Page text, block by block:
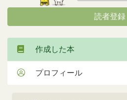
読者登録
作成した本
プロフィール